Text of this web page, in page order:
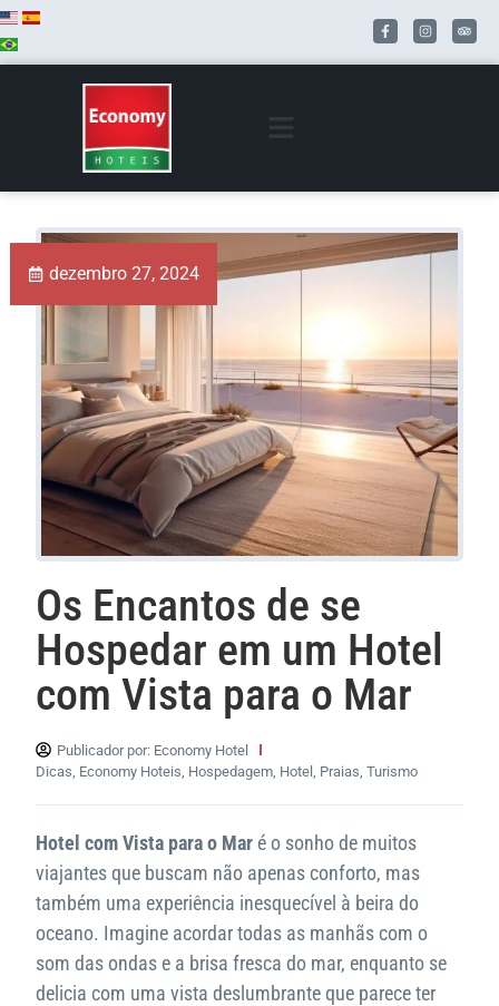
dezembro 27, 2024
Os Encantos de se
Hospedar em um Hotel
com Vista para o Mar
Publicador por: Economy Hotel
Dicas Economy Hoteis Hospedagem Hotel Praias Turismo
Hotel com Vista para o Mar é o sonho de muitos
viajantes que buscam não apenas conforto, mas
também uma experiência inesquecível à beira do
oceano. Imagine acordar todas as manhãs com o
som das ondas e a brisa fresca do mar, enquanto se
delicia com uma vista deslumbrante que parece ter